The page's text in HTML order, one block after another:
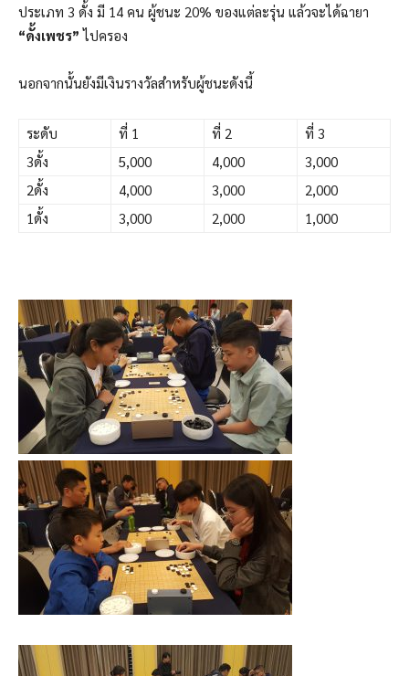
ประเภท 3 ดั้ง มี 14 คน ผู้ชนะ 20% ของแต่ละรุ่น แล้วจะได้ฉายา
“ดั้งเพชร” ไปครอง
นอกจากนั้นยังมีเงินรางวัลสำหรับผู้ชนะดังนี้
ระดับ ที่ 1 ที่ 2
ที่ 3
3ดั้ง
5,000 4,000
3,000
2ดั้ง
4,000 3,000
2,000
1ดั้ง
3,000 2,000 1,000